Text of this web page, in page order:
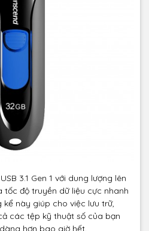
3.1 Gen 1 với dung lượng lên
tốc độ truyền dữ liệu cực nhanh
này giúp cho việc lưu trữ,
các tệp kỹ thuật số của bạn
hơn bao giờ hết.